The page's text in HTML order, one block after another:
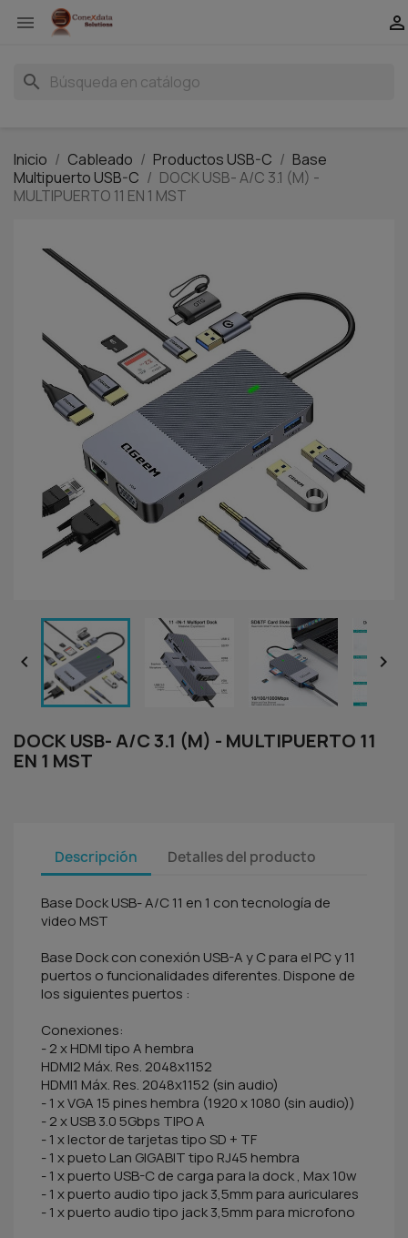
 
search
Inicio Cableado Productos USB-C
Base
Multipuerto USB-C
DOCK USB- A/C 3.1 (M) -
MULTIPUERTO 11 EN 1 MST
 
DOCK USB- A/C 3.1 (M) - MULTIPUERTO 11
EN 1 MST
Descripción Detalles del producto
Base Dock USB- A/C 11 en 1 con tecnología de
video MST
Base Dock con conexión USB-A y C para el PC y 11
puertos o funcionalidades diferentes. Dispone de
los siguientes puertos :
Conexiones:
- 2 x HDMI tipo A hembra
HDMI2 Máx. Res. 2048x1152
HDMI1 Máx. Res. 2048x1152 (sin audio)
- 1 x VGA 15 pines hembra (1920 x 1080 (sin audio))
- 2 x USB 3.0 5Gbps TIPO A
- 1 x lector de tarjetas tipo SD + TF
- 1 x pueto Lan GIGABIT tipo RJ45 hembra
- 1 x puerto USB-C de carga para la dock , Max 10w
- 1 x puerto audio tipo jack 3,5mm para auriculares
- 1 x puerto audio tipo jack 3,5mm para microfono